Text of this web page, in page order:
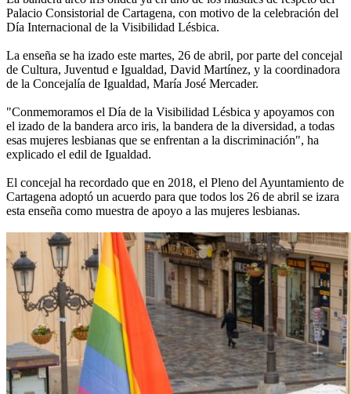
Palacio Consistorial de Cartagena, con motivo de la celebración del
Día Internacional de la Visibilidad Lésbica.
La enseña se ha izado este martes, 26 de abril, por parte del concejal
de Cultura, Juventud e Igualdad, David Martínez, y la coordinadora
de la Concejalía de Igualdad, María José Mercader.
"Conmemoramos el Día de la Visibilidad Lésbica y apoyamos con
el izado de la bandera arco iris, la bandera de la diversidad, a todas
esas mujeres lesbianas que se enfrentan a la discriminación", ha
explicado el edil de Igualdad.
El concejal ha recordado que en 2018, el Pleno del Ayuntamiento de
Cartagena adoptó un acuerdo para que todos los 26 de abril se izara
esta enseña como muestra de apoyo a las mujeres lesbianas.